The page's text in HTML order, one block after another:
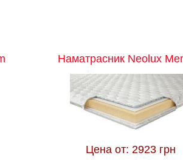
Наматрасник Neolux
Цена от: 2923 грн